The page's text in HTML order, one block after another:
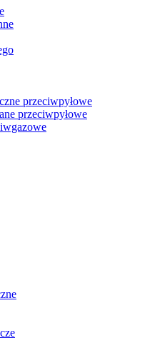
przeciwpyłowe
przeciwpyłowe